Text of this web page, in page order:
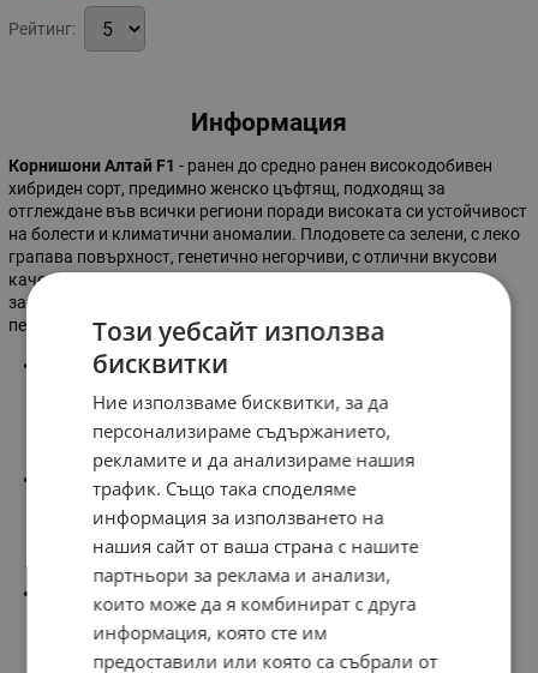
Рейтинг:
Информация
Корнишони Алтай F1 - ранен до средно ранен високодобивен
хибриден сорт, предимно женско цъфтящ, подходящ за
отглеждане във всички региони поради високата си устойчивост
на болести и климатични аномалии. Плодовете са зелени, с леко
грапава повърхност, генетично негорчиви, с отлични вкусови
качества и дължина 9 - 13 см. Характерно за този сорт, е че
запазва своята свежест 10 дни след обиране. Вегатационен
период - 35 - 45 дни.
Ранно производтсво:
- дълбочина на засяване: 1,5 - 3 см
- разстояние: 80+20/ 10 см
- сеитбена норма: 0,4 - 0,45 кг/дка
Късно производтсво:
- сеитба: 20.VI - 5.VII
- дълбочина на засяване: 1,5 - 3 см
- разстояние: 100+20/ 5 - 10 см
- сеитбена норма: 0,4 - 0,45 кг/дка
Разфасовка:
1 гр
Този уебсайт използва
бисквитки
Ние използваме бисквитки, за да
персонализираме съдържанието,
рекламите и да анализираме нашия
трафик. Също така споделяме
информация за използването на
нашия сайт от ваша страна с нашите
партньори за реклама и анализи,
които може да я комбинират с друга
информация, която сте им
предоставили или която са събрали от